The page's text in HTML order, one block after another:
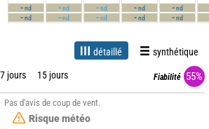
-nd
-nd
-nd
-nd
-nd
-nd
-nd
-nd
-nd
-nd
détaillé synthétique
7 jours 15 jours Fiabilité 55%
Pas d'avis de coup de vent.
Risque météo